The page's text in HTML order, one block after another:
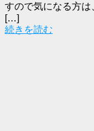
すので気になる方は
[…]
続きを読む